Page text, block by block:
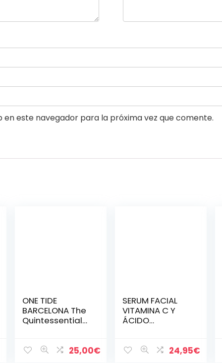
este navegador para la próxima vez que comente.
ONE TIDE
BARCELONA The
Quintessential
vegano, natural
25,00€
SERUM FACIAL
VITAMINA C Y
ÁCIDO
Antiedad
24,95€